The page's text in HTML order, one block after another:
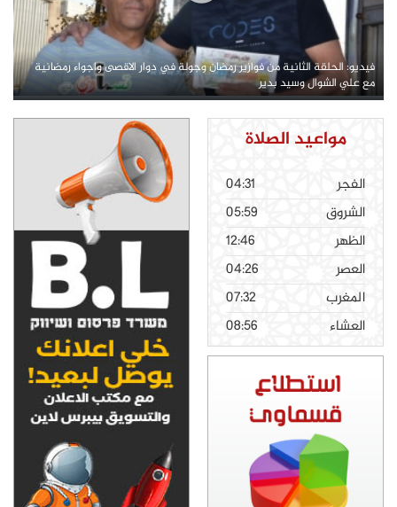
فيديو: الحلقة الثانية من فوازير رمضان وجولة في دوار الاقصى واجواء رمضانية
مع علي الشوال وسيد بدير
مواعيد الصلاة
الفجر
04:31
الشروق
05:59
الظهر
12:46
العصر
04:26
المغرب
07:32
العشاء
08:56